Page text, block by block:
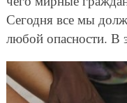
Сегодня все мы
любой опасности. В